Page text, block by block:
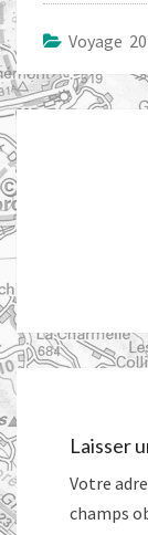
Voyage
Navigation
d'article
Laisser
Votre
champs